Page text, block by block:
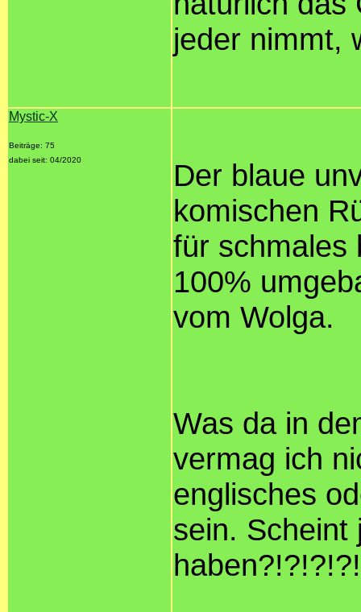
jeder nimmt,
Mystic-X
Beiträge: 75
dabei seit: 04/2020
Der blaue
komischen
für schmales
100%
vom Wolga.
Was da in
vermag ich
englisches
sein. Scheint
haben?!?!?!?!